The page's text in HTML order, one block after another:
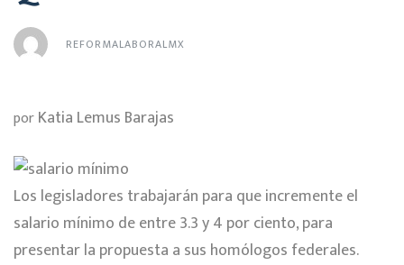
REFORMALABORALMX
porKatia Lemus Barajas
Los legisladores trabajarán para que incremente el
salario mínimo de entre 3.3 y 4 por ciento, para
presentar la propuesta a sus homólogos federales.